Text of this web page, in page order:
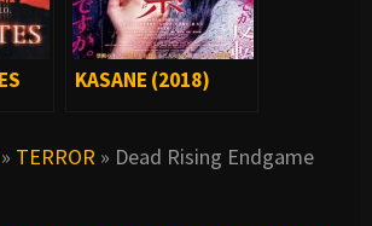
KASANE (2018)
» TERROR » Dead Rising Endgame